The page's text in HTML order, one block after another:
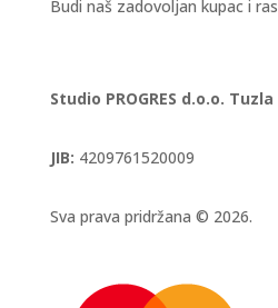
Budi naš zadovoljan kupac i
Studio PROGRES d.o.o. Tuzla
JIB: 4209761520009
Sva prava pridržana © 2026.